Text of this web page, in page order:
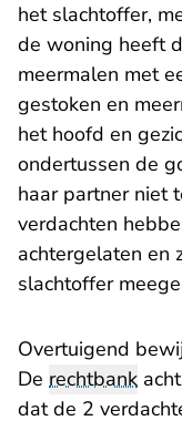
het slachtoffer,
de woning heeft
meermalen met
gestoken en
het hoofd en
ondertussen de
haar partner niet
verdachten
achtergelaten en
slachtoffer
Overtuigend
De rechtbank
dat de 2